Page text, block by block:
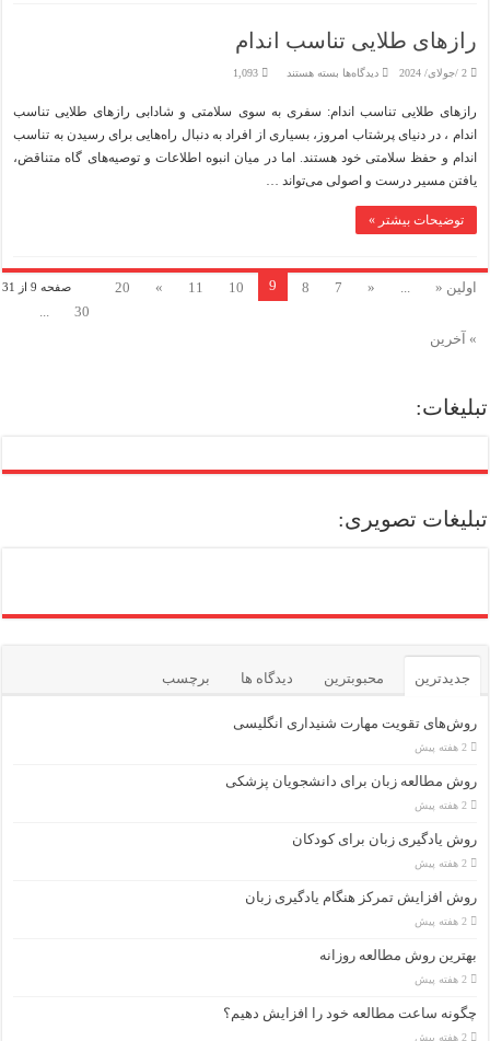
رازهای طلایی تناسب اندام
2 /جولای/ 2024 دیدگاه‌ها برای
تناسب
بسته هستند 1,093
رازهای طلایی تناسب اندام: سفری به سوی سلامتی و شادابی رازهای طلایی تناسب
اندام ، در دنیای پرشتاب امروز، بسیاری از افراد به دنبال راه‌هایی برای رسیدن به تناسب
اندام و حفظ سلامتی خود هستند. اما در میان انبوه اطلاعات و توصیه‌های گاه متناقض،
یافتن مسیر درست و اصولی می‌تواند …
توضیحات بیشتر »
صفحه 9 از 31 اولین « ...
«
7
8
9
10
11
»
20
30
...
» آخرین
تبلیغات:
تبلیغات تصویری:
جدیدترین محبوبترین دیدگاه ها برچسب
روش‌های تقویت مهارت شنیداری انگلیسی
2 هفته پیش
روش مطالعه زبان برای دانشجویان پزشکی
2 هفته پیش
روش یادگیری زبان برای کودکان
2 هفته پیش
روش افزایش تمرکز هنگام یادگیری زبان
2 هفته پیش
بهترین روش مطالعه روزانه
2 هفته پیش
چگونه ساعت مطالعه خود را افزایش دهیم؟
2 هفته پیش